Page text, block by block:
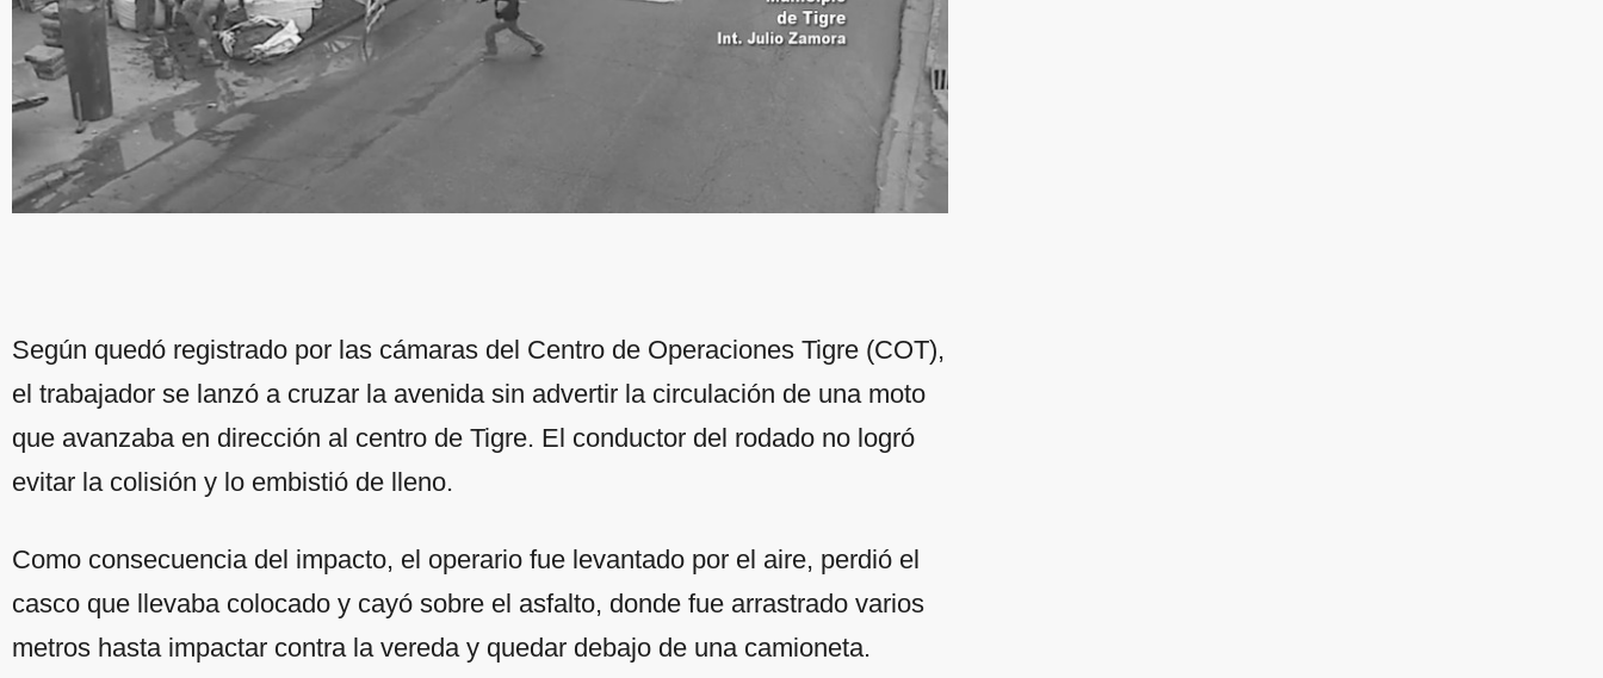
Según quedó registrado por las cámaras del Centro de Operaciones Tigre (COT),
el trabajador se lanzó a cruzar la avenida sin advertir la circulación de una moto
que avanzaba en dirección al centro de Tigre. El conductor del rodado no logró
evitar la colisión y lo embistió de lleno.
Como consecuencia del impacto, el operario fue levantado por el aire, perdió el
casco que llevaba colocado y cayó sobre el asfalto, donde fue arrastrado varios
metros hasta impactar contra la vereda y quedar debajo de una camioneta.